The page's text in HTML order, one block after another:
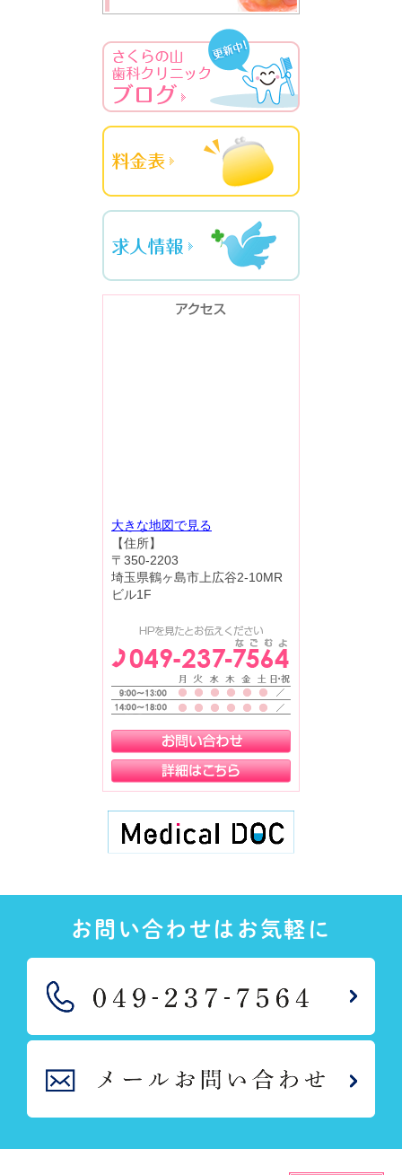
大きな地図で見る
【住所】
〒350-2203
埼玉県鶴ヶ島市上広谷2-10MR
ビル1F
お問い合わせはお気軽に